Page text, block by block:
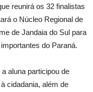
reunirá os 32 finalistas
o Núcleo Regional de
de Jandaia do Sul para
do Paraná.
aluna participou de
cidadania, além de